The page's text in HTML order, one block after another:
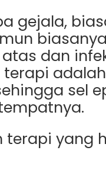
gejala,
dan
terapi
sel
terapi yang